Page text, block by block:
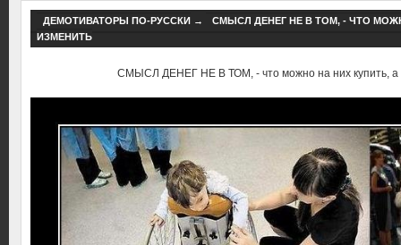
ДЕМОТИВАТОРЫ ПО-РУССКИ→
СМЫСЛ ДЕНЕГ НЕ В ТОМ, - ЧТО
ИЗМЕНИТЬ
СМЫСЛ ДЕНЕГ НЕ В ТОМ, - что можно на них купить, а